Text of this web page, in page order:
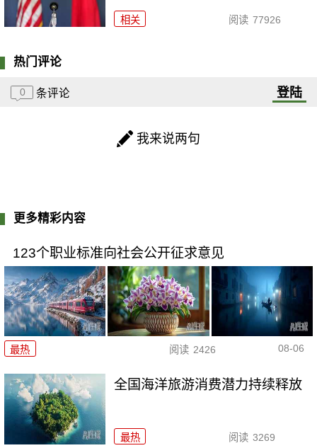
相关 阅读 77926
热门评论
0 条评论 登陆
我来说两句
更多精彩内容
123个职业标准向社会公开征求意见
最热 阅读 2426 08-06
全国海洋旅游消费潜力持续释放
最热 阅读 3269